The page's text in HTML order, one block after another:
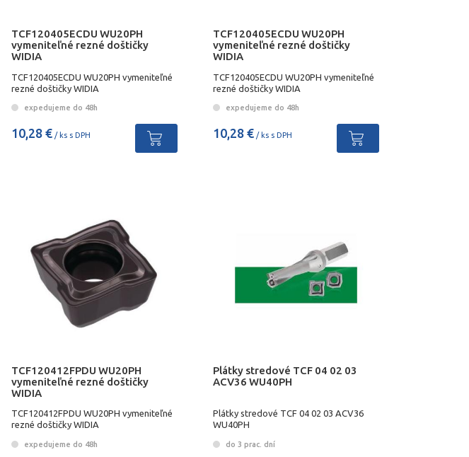
TCF120405ECDU WU20PH
vymeniteľné rezné doštičky
WIDIA
TCF120405ECDU WU20PH vymeniteľné
rezné doštičky WIDIA
expedujeme do 48h
10,28 €/ ks s DPH
TCF120405ECDU WU20PH
vymeniteľné rezné doštičky
WIDIA
TCF120405ECDU WU20PH vymeniteľné
rezné doštičky WIDIA
expedujeme do 48h
10,28 €/ ks s DPH
TCF120412FPDU WU20PH
vymeniteľné rezné doštičky
WIDIA
TCF120412FPDU WU20PH vymeniteľné
rezné doštičky WIDIA
expedujeme do 48h
Plátky stredové TCF 04 02 03
ACV36 WU40PH
Plátky stredové TCF 04 02 03 ACV36
WU40PH
do 3 prac. dní